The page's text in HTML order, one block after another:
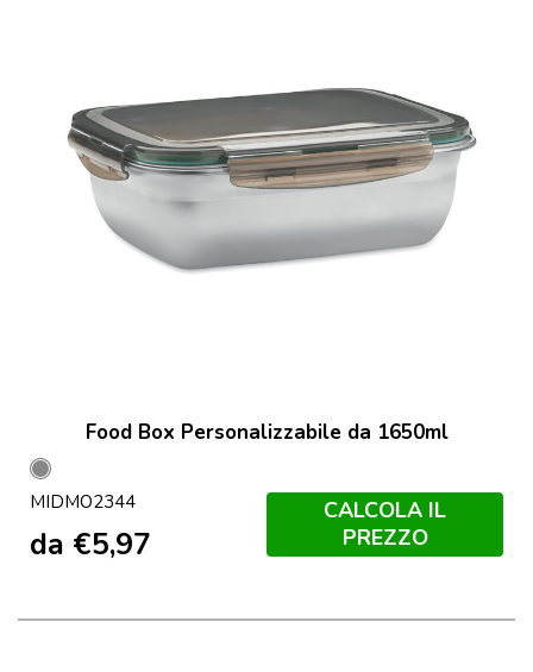
Food Box Personalizzabile da 1650ml
Grigio
Trasparente
MIDMO2344
da €5,97
CALCOLA IL
PREZZO